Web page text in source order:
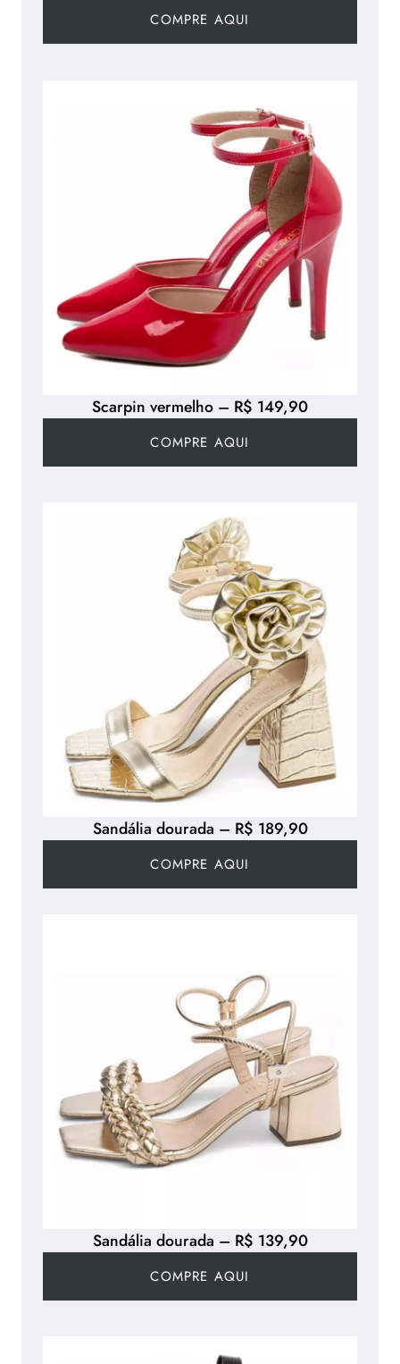
Sandália dourada – R$ 189,90
COMPRE AQUI
COMPRE AQUI
Scarpin vermelho – R$ 149,90
COMPRE AQUI
Sandália dourada – R$ 139,90
COMPRE AQUI